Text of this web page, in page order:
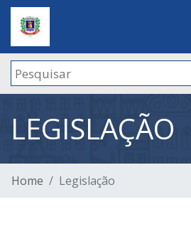
LEGISLAÇÃO
Home Legislação